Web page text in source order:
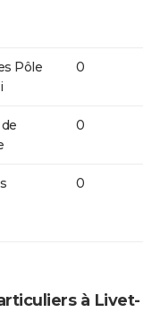
Pôle
0
0
0
à Livet-